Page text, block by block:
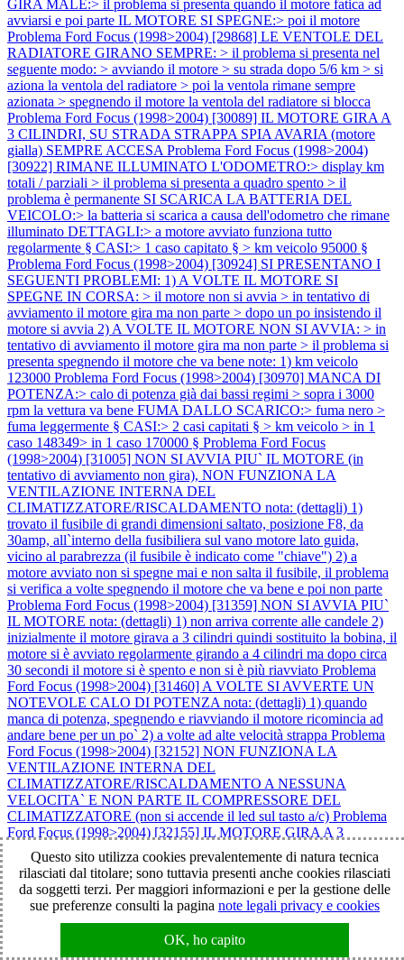
GIRA MALE:> il problema si presenta quando il motore fatica ad
avviarsi e poi parte IL MOTORE SI SPEGNE:> poi il motore
Problema Ford Focus (1998>2004) [29868] LE VENTOLE DEL
RADIATORE GIRANO SEMPRE: > il problema si presenta nel
seguente modo: > avviando il motore > su strada dopo 5/6 km > si
aziona la ventola del radiatore > poi la ventola rimane sempre
azionata > spegnendo il motore la ventola del radiatore si blocca
Problema Ford Focus (1998>2004) [30089] IL MOTORE GIRA A
3 CILINDRI, SU STRADA STRAPPA SPIA AVARIA (motore
gialla) SEMPRE ACCESA Problema Ford Focus (1998>2004)
[30922] RIMANE ILLUMINATO L'ODOMETRO:> display km
totali / parziali > il problema si presenta a quadro spento > il
problema è permanente SI SCARICA LA BATTERIA DEL
VEICOLO:> la batteria si scarica a causa dell'odometro che rimane
illuminato DETTAGLI:> a motore avviato funziona tutto
regolarmente § CASI:> 1 caso capitato § > km veicolo 95000 §
Problema Ford Focus (1998>2004) [30924] SI PRESENTANO I
SEGUENTI PROBLEMI: 1) A VOLTE IL MOTORE SI
SPEGNE IN CORSA: > il motore non si avvia > in tentativo di
avviamento il motore gira ma non parte > dopo un po insistendo il
motore si avvia 2) A VOLTE IL MOTORE NON SI AVVIA: > in
tentativo di avviamento il motore gira ma non parte > il problema si
presenta spegnendo il motore che va bene note: 1) km veicolo
123000 Problema Ford Focus (1998>2004) [30970] MANCA DI
POTENZA:> calo di potenza già dai bassi regimi > sopra i 3000
rpm la vettura va bene FUMA DALLO SCARICO:> fuma nero >
fuma leggermente § CASI:> 2 casi capitati § > km veicolo > in 1
caso 148349> in 1 caso 170000 § Problema Ford Focus
(1998>2004) [31005] NON SI AVVIA PIU` IL MOTORE (in
tentativo di avviamento non gira), NON FUNZIONA LA
VENTILAZIONE INTERNA DEL
CLIMATIZZATORE/RISCALDAMENTO nota: (dettagli) 1)
trovato il fusibile di grandi dimensioni saltato, posizione F8, da
30amp, all`interno della fusibiliera sul vano motore lato guida,
vicino al parabrezza (il fusibile è indicato come "chiave") 2) a
motore avviato non si spegne mai e non salta il fusibile, il problema
si verifica a volte spegnendo il motore che va bene e poi non parte
Problema Ford Focus (1998>2004) [31359] NON SI AVVIA PIU`
IL MOTORE nota: (dettagli) 1) non arriva corrente alle candele 2)
inizialmente il motore girava a 3 cilindri quindi sostituito la bobina, il
motore si è avviato regolarmente girando a 4 cilindri ma dopo circa
30 secondi il motore si è spento e non si è più riavviato Problema
Ford Focus (1998>2004) [31460] A VOLTE SI AVVERTE UN
NOTEVOLE CALO DI POTENZA nota: (dettagli) 1) quando
manca di potenza, spegnendo e riavviando il motore ricomincia ad
andare bene per un po` 2) a volte ad alte velocità strappa Problema
Ford Focus (1998>2004) [32152] NON FUNZIONA LA
VENTILAZIONE INTERNA DEL
CLIMATIZZATORE/RISCALDAMENTO A NESSUNA
VELOCITA` E NON PARTE IL COMPRESSORE DEL
CLIMATIZZATORE (non si accende il led sul tasto a/c) Problema
Ford Focus (1998>2004) [32155] IL MOTORE GIRA A 3
CILINDRI E STRAPPA VISTOSAMENTE, MANCA DI
POTENZA E SPIA AVARIA (motore gialla) SEMPRE ACCESA
nota: notato un fischio provenire da una cinghiaProblema Ford
Focus (1998>2004) [32401] NON SI AVVIA IL MOTORE:> in
tentativo di avviamento il motore gira ma non parte> il problema è
modo> su strada si è accesa la spia avaria (candelette gialla)
Questo sito utilizza cookies prevalentemente di natura tecnica
rilasciati dal titolare; sono tuttavia presenti anche cookies rilasciati
da soggetti terzi. Per maggiori informazioni e per la gestione delle
sue preferenze consulti la pagina note legali privacy e cookies
OK, ho capito